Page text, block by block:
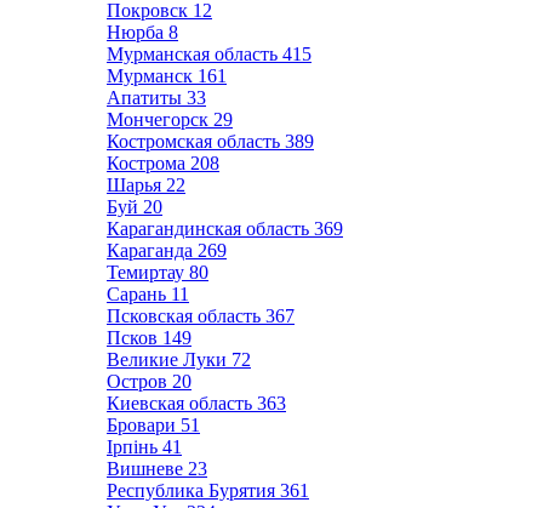
Покровск 12
Нюрба 8
Мурманская область 415
Мурманск 161
Апатиты 33
Мончегорск 29
Костромская область 389
Кострома 208
Шарья 22
Буй 20
Карагандинская область 369
Караганда 269
Темиртау 80
Сарань 11
Псковская область 367
Псков 149
Великие Луки 72
Остров 20
Киевская область 363
Бровари 51
Ірпінь 41
Вишневе 23
Республика Бурятия 361